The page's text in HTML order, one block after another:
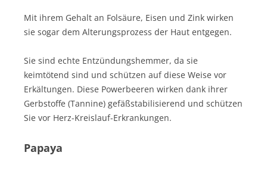
Mit ihrem Gehalt an Folsäure, Eisen und Zink wirken
sie sogar dem Alterungsprozess der Haut entgegen.
Sie sind echte Entzündungshemmer, da sie
keimtötend sind und schützen auf diese Weise vor
Erkältungen. Diese Powerbeeren wirken dank ihrer
Gerbstoffe (Tannine) gefäßstabilisierend und schützen
Sie vor Herz-Kreislauf-Erkrankungen.
Papaya